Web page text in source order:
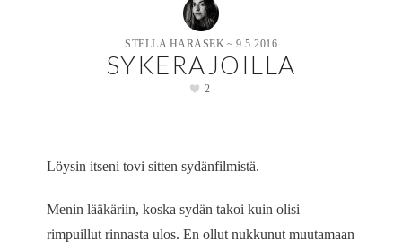
STELLA HARASEK ~ 9.5.2016
SYKERAJOILLA
2
Löysin itseni tovi sitten sydänfilmistä.
Menin lääkäriin, koska sydän takoi kuin olisi
rimpuillut rinnasta ulos. En ollut nukkunut muutamaan